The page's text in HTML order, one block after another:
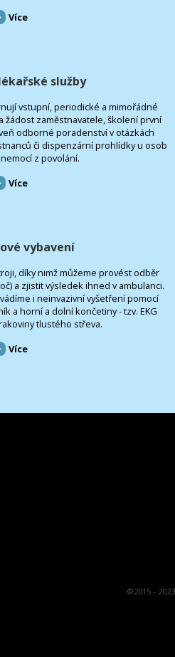
Více
služby
vstupní, periodické a mimořádné
žádost zaměstnavatele, školení první
odborné poradenství v otázkách
či dispenzární prohlídky u osob
z povolání.
Více
vybavení
díky nimž můžeme provést odběr
a zjistit výsledek ihned v ambulanci.
i neinvazivní vyšetření pomocí
a horní a dolní končetiny - tzv. EKG
tlustého střeva.
Více
©2015 - 2023